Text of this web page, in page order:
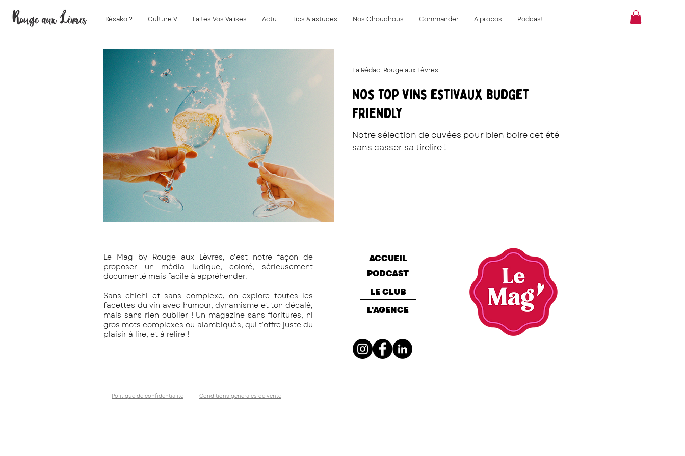
Késako ? Culture V Faites Vos Valises Actu Tips & astuces Nos Chouchous Commander À propos Podcast
Nos top vins estivaux budget
friendly
Notre sélection de cuvées pour bien boire cet été
sans casser sa tirelire !
La Rédac' Rouge aux Lèvres
Le Mag by Rouge aux Lèvres, c’est notre façon de
proposer un média ludique, coloré, sérieusement
documenté mais facile à appréhender.
Sans chichi et sans complexe, on explore toutes les
facettes du vin avec humour, dynamisme et ton décalé,
mais sans rien oublier ! Un magazine sans fioritures, ni
gros mots complexes ou alambiqués, qui t’offre juste du
plaisir à lire, et à relire !
ACCUEIL
PODCAST
LE CLUB
L'AGENCE
Politique de confidentialité Conditions générales de vente